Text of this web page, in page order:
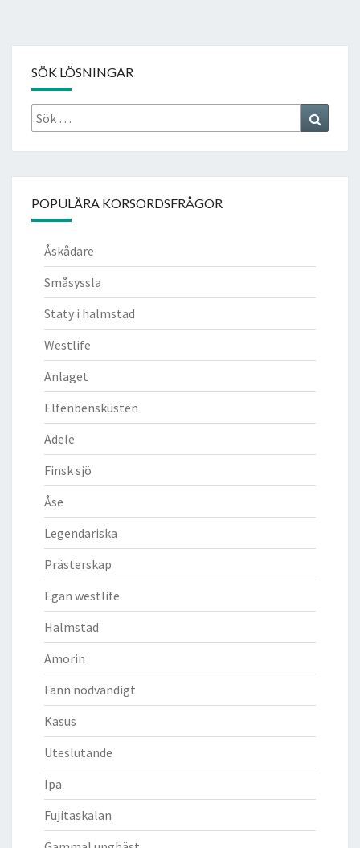
SÖK LÖSNINGAR
Sök
efter:
POPULÄRA KORSORDSFRÅGOR
Åskådare
Småsyssla
Staty i halmstad
Westlife
Anlaget
Elfenbenskusten
Adele
Finsk sjö
Åse
Legendariska
Prästerskap
Egan westlife
Halmstad
Amorin
Fann nödvändigt
Kasus
Uteslutande
Ipa
Fujitaskalan